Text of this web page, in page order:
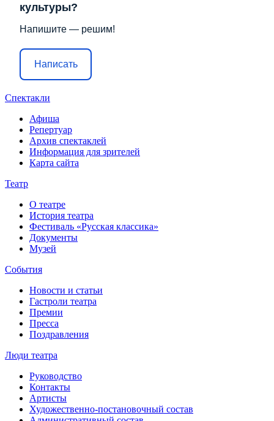
культуры?
Напишите — решим!
Написать
Спектакли
Афиша
Репертуар
Архив спектаклей
Информация для зрителей
Карта сайта
Театр
О театре
История театра
Фестиваль «Русская классика»
Документы
Музей
События
Новости и статьи
Гастроли театра
Премии
Пресса
Поздравления
Люди театра
Руководство
Контакты
Артисты
Художественно-постановочный состав